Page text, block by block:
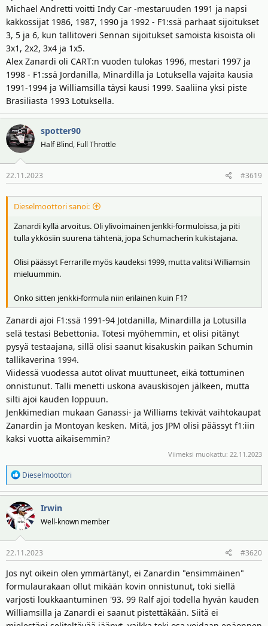
Michael Andretti voitti Indy Car -mestaruuden 1991 ja napsi
kakkossijat 1986, 1987, 1990 ja 1992 - F1:ssä parhaat sijoitukset
3, 5 ja 6, kun tallitoveri Sennan sijoitukset samoista kisoista oli
3x1, 2x2, 3x4 ja 1x5.
Alex Zanardi oli CART:n vuoden tulokas 1996, mestari 1997 ja
1998 - F1:ssä Jordanilla, Minardilla ja Lotuksella vajaita kausia
1991-1994 ja Williamsilla täysi kausi 1999. Saaliina yksi piste
Brasiliasta 1993 Lotuksella.
spotter90
Half Blind, Full Throttle
22.11.2023 #3619
Dieselmoottori sanoi:
Zanardi kyllä arvoitus. Oli ylivoimainen jenkki-formuloissa, ja piti
tulla ykkösiin suurena tähtenä, jopa Schumacherin kukistajana.
Olisi päässyt Ferrarille myös kaudeksi 1999, mutta valitsi Williamsin
mieluummin.
Onko sitten jenkki-formula niin erilainen kuin F1?
Zanardi ajoi F1:ssä 1991-94 Jotdanilla, Minardilla ja Lotusilla
selä testasi Bebettonia. Totesi myöhemmin, et olisi pitänyt
pysyä testaajana, sillä olisi saanut kisakuskin paikan Schumin
tallikaverina 1994.
Viidessä vuodessa autot olivat muuttuneet, eikä tottuminen
onnistunut. Talli menetti uskona avauskisojen jälkeen, mutta
silti ajoi kauden loppuun.
Jenkkimedian mukaan Ganassi- ja Williams tekivät vaihtokaupat
Zanardin ja Montoyan kesken. Mitä, jos JPM olisi päässyt f1:iin
kaksi vuotta aikaisemmin?
Viimeksi muokattu: 22.11.2023
R
e
a
k
t
i
o
t
Dieselmoottori
Irwin
Well-known member
22.11.2023 #3620
Jos nyt oikein olen ymmärtänyt, ei Zanardin "ensimmäinen"
formulaurakaan ollut mikään kovin onnistunut, toki siellä
varjosti loukkaantuminen '93. 99 Ralf ajoi todella hyvän kauden
Williamsilla ja Zanardi ei saanut pistettäkään. Siitä ei